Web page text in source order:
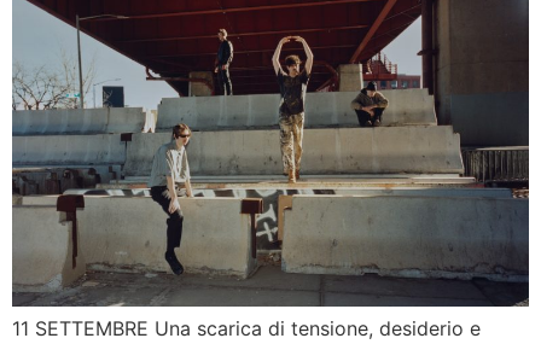
11 SETTEMBRE Una scarica di tensione, desiderio e